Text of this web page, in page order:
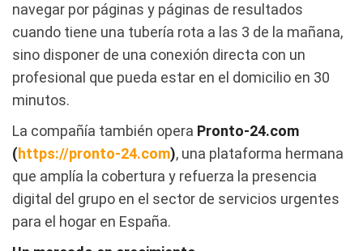
navegar por páginas y páginas de resultados
cuando tiene una tubería rota a las 3 de la mañana,
sino disponer de una conexión directa con un
profesional que pueda estar en el domicilio en 30
minutos.
La compañía también opera Pronto-24.com
(https://pronto-24.com), una plataforma hermana
que amplía la cobertura y refuerza la presencia
digital del grupo en el sector de servicios urgentes
para el hogar en España.